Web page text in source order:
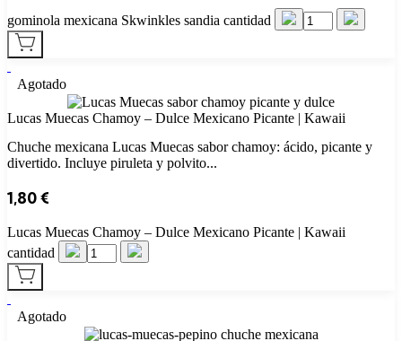
gominola mexicana Skwinkles sandia cantidad
Agotado
Lucas Muecas Chamoy – Dulce Mexicano Picante | Kawaii
Chuche mexicana Lucas Muecas sabor chamoy: ácido, picante y
divertido. Incluye piruleta y polvito...
1,80€
Lucas Muecas Chamoy – Dulce Mexicano Picante | Kawaii
cantidad
Agotado